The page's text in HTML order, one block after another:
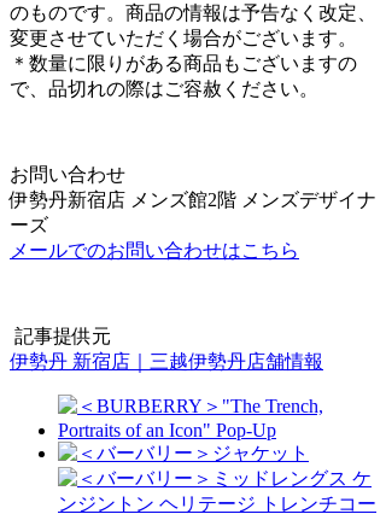
のものです。商品の情報は予告なく改定、
変更させていただく場合がございます。
＊数量に限りがある商品もございますの
で、品切れの際はご容赦ください。
お問い合わせ
伊勢丹新宿店 メンズ館2階 メンズデザイナ
ーズ
メールでのお問い合わせはこちら
記事提供元
伊勢丹 新宿店｜三越伊勢丹店舗情報